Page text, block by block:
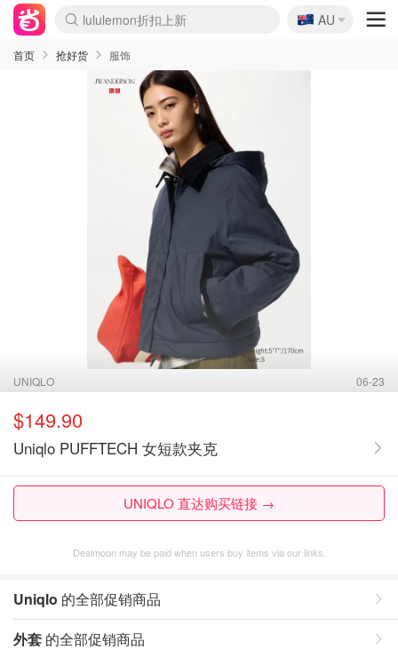
lululemon折扣上新
Sasa美妆护肤3.5折
SSENSE年中2.5折
FreshBeauty好价汇总
Cettire降价+叠9折
WWS Coles超市实拍
viagogo二手票捡漏
Myer超级周末
The Outnet奢牌1折起
David Jones 3折起
Flannels大牌1折
Perfumes Club护肤1折
AMIRO面罩$251
Amazon折扣汇总
eToro入金$200送$50
Amazon数码好物
ICONIC本周7.5折
ThedoubleF高奢地板价
Moose Knuckles 6折
丝芙兰5折起
EUFY摄像头$98
Selenichast首饰2折
Trip机票酒店促销
YSL送5件彩妆礼
Amazon家居好物
Amazon美妆护肤
雅漾大喷$8
过敏原检测盒$33
伊索独家赠50ml沐浴露
科颜氏高保湿面霜$29
SEALIFE海洋馆门票6折
丝塔芙大白罐$16
订阅Newsletter送香薰
Cult Beauty 6.8折
Harrods圣诞日历$525
LN-CC奢牌私促3折
d'Alba空姐喷雾$16
EVE LOM套装£56
Bernardelli独家4折
Adore Beauty 6折起
CT圣诞日历
Mytheresa奢品2.7折
Luxury Escapes 9折
Currentbody美容仪$881
MOON Garden Live
Roborock扫地机$649
Tingo Life水杯$24
Valentino官网5折
CR洗护套装$23
修丽可4件套$159
Myer彩妆2件7折
GANNI官网4.5折
Stylevana韩妆4折
Tessabit高奢8.5折
OGX洗发水$11
Amazon阿德莱德次日达
卡诗8.5折+赠礼
Philips Hue灯具8折
🇦🇺
AU
首页 抢好货 服饰
UNIQLO 06-23
$149.90
Uniqlo PUFFTECH 女短款夹克
UNIQLO 直达购买链接 →
Dealmoon may be paid when users buy items via our links.
Uniqlo 的全部促销商品
外套 的全部促销商品